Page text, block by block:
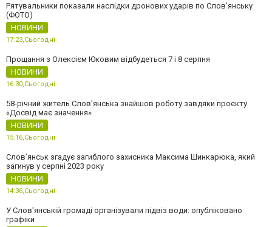
Рятувальники показали наслідки дронових ударів по Слов'янську
(ФОТО)
НОВИНИ
17:23,Сьогодні
Прощання з Олексієм Юковим відбудеться 7 і 8 серпня
НОВИНИ
16:30,Сьогодні
58-річний житель Слов'янська знайшов роботу завдяки проєкту
«Досвід має значення»
НОВИНИ
15:16,Сьогодні
Слов’янськ згадує загиблого захисника Максима Шинкарюка, який
загинув у серпні 2023 року
НОВИНИ
14:36,Сьогодні
У Слов'янській громаді організували підвіз води: опубліковано
графіки